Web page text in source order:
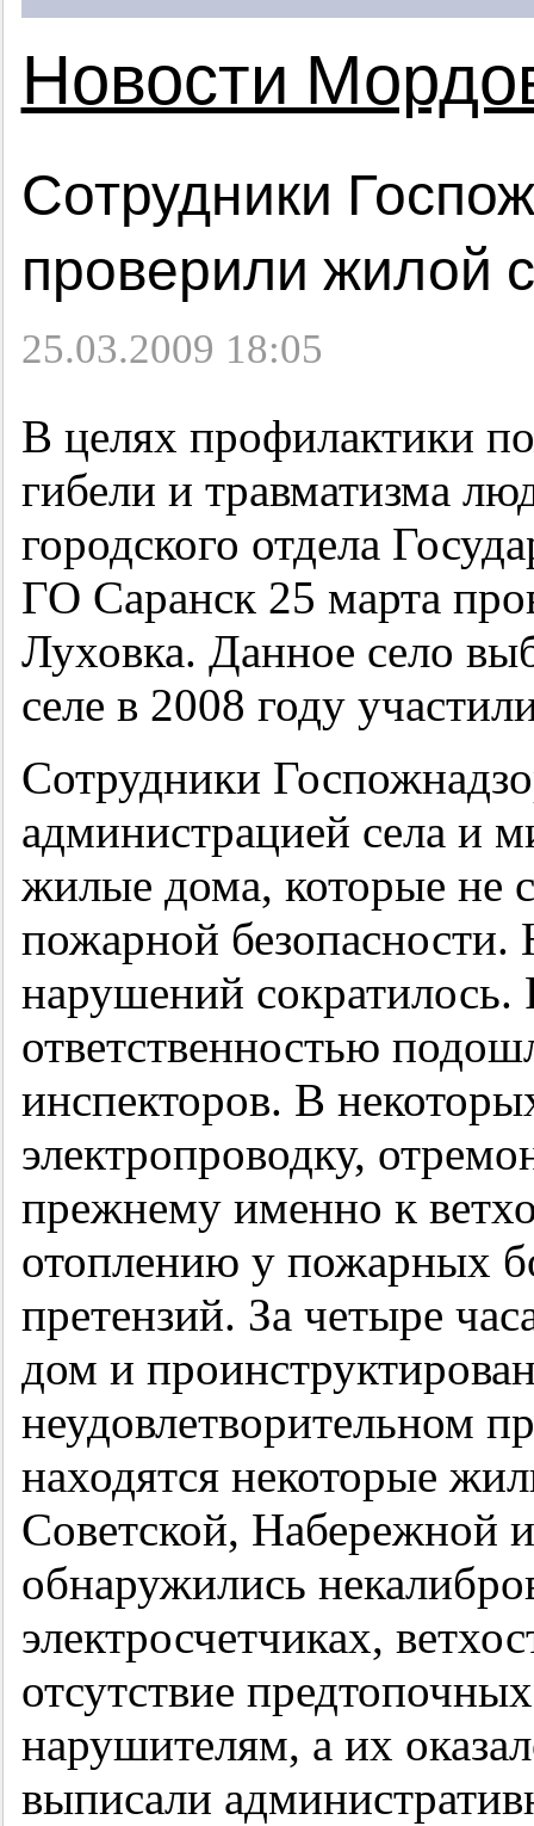
Новости
Сотрудники
проверили жилой
25.03.2009 18:05
В целях профилактики
гибели и травматизма
городского отдела
ГО Саранск 25 марта
Луховка. Данное село
селе в 2008 году
Сотрудники
администрацией села и
жилые дома, которые не
пожарной безопасности.
нарушений сократилось.
ответственностью
инспекторов. В
электропроводку,
прежнему именно к
отоплению у пожарных
претензий. За четыре
дом и
неудовлетворительном
находятся некоторые
Советской, Набережной
обнаружились
электросчетчиках,
отсутствие
нарушителям, а их
выписали